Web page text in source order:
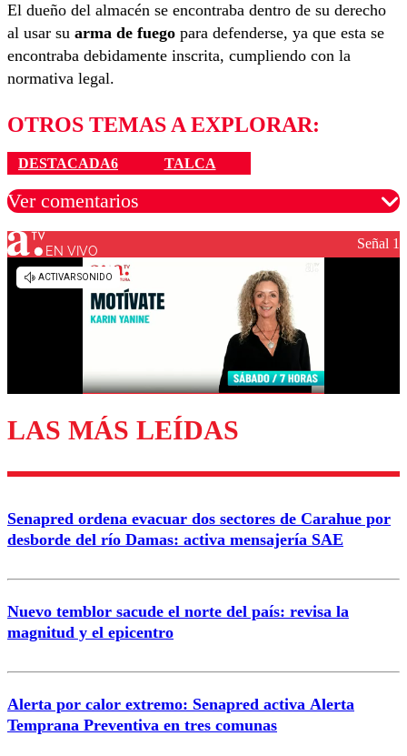
El dueño del almacén se encontraba dentro de su derecho
al usar su arma de fuego para defenderse, ya que esta se
encontraba debidamente inscrita, cumpliendo con la
normativa legal.
OTROS TEMAS A EXPLORAR:
DESTACADA6 TALCA
Ver comentarios
Los comentarios son moderados para garantizar un
diálogo respetuoso.
Enviar comentario
EN VIVO Señal 1
LAS MÁS LEÍDAS
Senapred ordena evacuar dos sectores de Carahue por
desborde del río Damas: activa mensajería SAE
Nuevo temblor sacude el norte del país: revisa la
magnitud y el epicentro
Alerta por calor extremo: Senapred activa Alerta
Temprana Preventiva en tres comunas